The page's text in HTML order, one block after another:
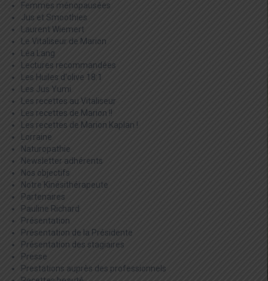
Femmes ménopausées
Jus et Smoothies
Laurent Wiemert
Le Vitaliseur de Marion
Léa Lang
Lectures recommandées
Les Huiles d'olive 18:1
Les Jus Yumi
Les recettes au Vitaliseur
Les recettes de Marion !!
Les recettes de Marion Kaplan !
Lorraine
Naturopathie
Newsletter adhérents
Nos objectifs
Notre Kinésithérapeute
Partenaires
Pauline Richard
Présentation
Présentation de la Présidente
Présentation des stagiaires
Presse
Prestations auprès des professionnels